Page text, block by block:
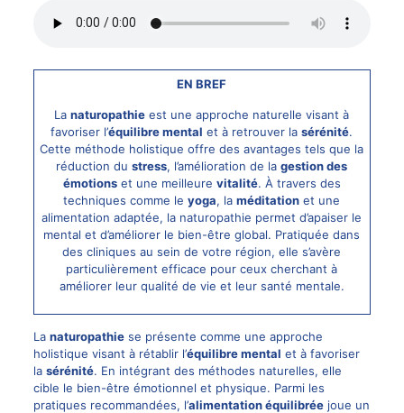
EN BREF
Lanaturopathie est une approche naturelle visant à
favoriser l’équilibre mental et à retrouver lasérénité.
Cette méthode holistique offre des avantages tels que la
réduction dustress, l’amélioration de lagestion des
émotionset une meilleure vitalité. À travers des
techniques comme leyoga, laméditation et une
alimentation adaptée, la naturopathie permet d’apaiser le
mental et d’améliorer le bien-être global. Pratiquée dans
des cliniques au sein de votre région, elle s’avère
particulièrement efficace pour ceux cherchant à
améliorer leur qualité de vie et leur santé mentale.
La naturopathiese présente comme une approche
holistique visant à rétablir l’équilibre mental et à favoriser
la sérénité. En intégrant des méthodes naturelles, elle
cible le bien-être émotionnel et physique. Parmi les
pratiques recommandées, l’alimentation équilibréejoue un